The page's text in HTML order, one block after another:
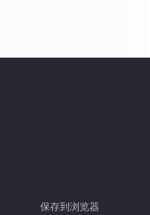
保存到浏览器